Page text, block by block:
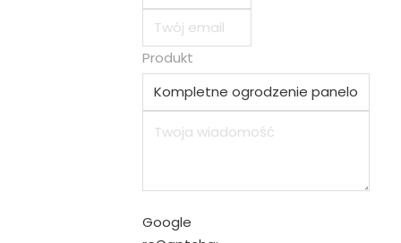
Produkt
Google